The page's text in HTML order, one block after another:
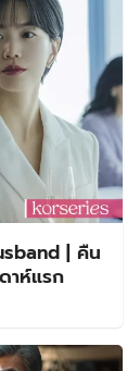
| คืน
าห์แรก